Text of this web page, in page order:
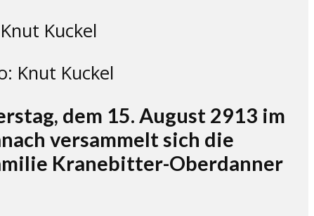
Knut Kuckel
dem 15. August 2913 im
versammelt sich die
Kranebitter-Oberdanner